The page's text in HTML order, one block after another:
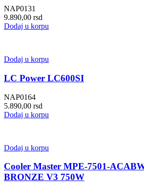
NAP0131
9.890,00 rsd
Dodaj u korpu
Dodaj u korpu
LC Power LC600SI
NAP0164
5.890,00 rsd
Dodaj u korpu
Dodaj u korpu
Cooler Master MPE-7501-
BRONZE V3 750W